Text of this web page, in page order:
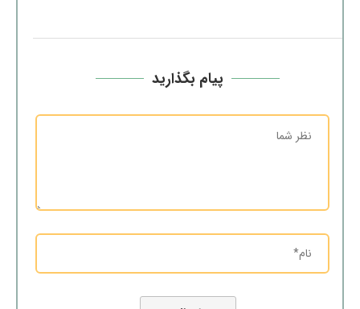
پیام بگذارید